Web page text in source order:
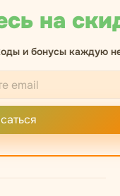
на
и бонусы каждую